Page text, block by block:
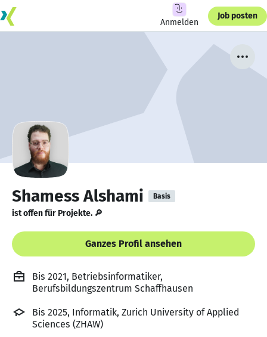
Anmelden
Job posten
Shamess Alshami Basis
ist offen für Projekte. 🔎
Ganzes Profil ansehen
Bis 2021, Betriebsinformatiker,
Berufsbildungszentrum Schaffhausen
Bis 2025, Informatik, Zurich University of Applied
Sciences (ZHAW)